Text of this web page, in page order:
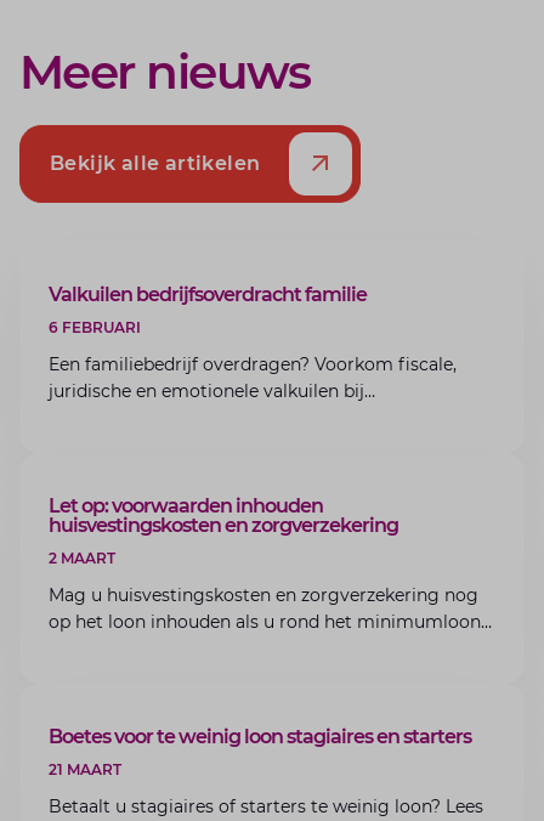
Meer nieuws
Bekijk alle artikelen
ARTIKEL
Valkuilen bedrijfsoverdracht familie
6 FEBRUARI
Een familiebedrijf overdragen? Voorkom fiscale,
juridische en emotionele valkuilen bij
ARTIKEL
Let op: voorwaarden inhouden
huisvestingskosten en zorgverzekering
2 MAART
Mag u huisvestingskosten en zorgverzekering nog
op het loon inhouden als u rond het minimumloon
ARTIKEL
Boetes voor te weinig loon stagiaires en starters
21 MAART
Betaalt u stagiaires of starters te weinig loon? Lees